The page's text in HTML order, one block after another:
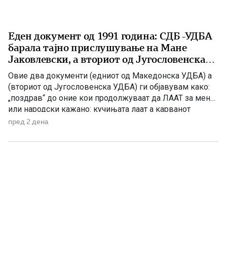
Еден документ од 1991 година: СДБ -УДБА
барала тајно прислушување на Мане
Јаковлевски, а вториот од Југословенска
УДБА од 1984 г.
Овие два документи (едниот од Македонска УДБА) а
(вториот од Југословенска УДБА) ги објавувам како:
„поздрав“ до оние кои продолжуваат да ЛААТ за мене,
или народски кажано: кучињата лаат а карванот
продолжува да оди. Документ Бр.1 Архивски
при Министерството за внатрешни работи на
пред 2 дена